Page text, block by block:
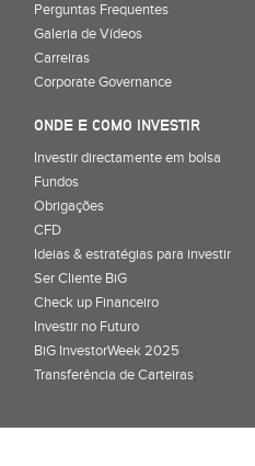
Perguntas Frequentes
Galeria de Vídeos
Carreiras
Corporate Governance
ONDE E COMO INVESTIR
Investir directamente em bolsa
Fundos
Obrigações
CFD
Ideias & estratégias para investir
Ser Cliente BiG
Check up Financeiro
Investir no Futuro
BiG InvestorWeek 2025;
Transferência de Carteiras;